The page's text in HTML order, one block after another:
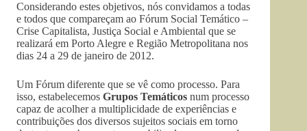
Considerando estes objetivos, nós convidamos a todas
e todos que compareçam ao Fórum Social Temático –
Crise Capitalista, Justiça Social e Ambiental que se
realizará em Porto Alegre e Região Metropolitana nos
dias 24 a 29 de janeiro de 2012.
Um Fórum diferente que se vê como processo. Para
isso, estabelecemos Grupos Temáticos num processo
capaz de acolher a multiplicidade de experiências e
contribuições dos diversos sujeitos sociais em torno